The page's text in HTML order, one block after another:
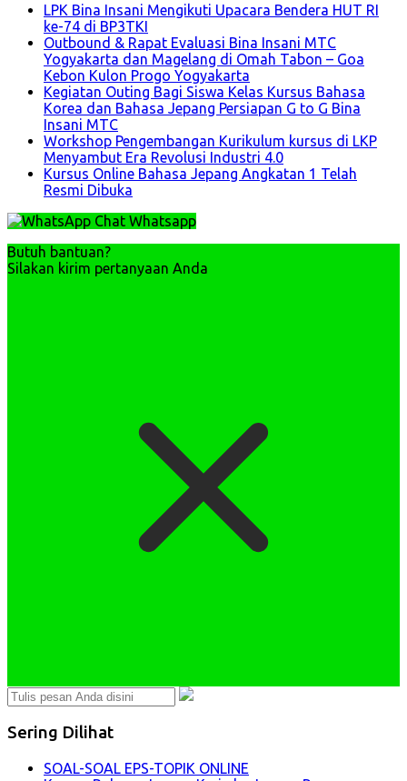
LPK Bina Insani Mengikuti Upacara Bendera HUT RI
ke-74 di BP3TKI
Outbound & Rapat Evaluasi Bina Insani MTC
Yogyakarta dan Magelang di Omah Tabon – Goa
Kebon Kulon Progo Yogyakarta
Kegiatan Outing Bagi Siswa Kelas Kursus Bahasa
Korea dan Bahasa Jepang Persiapan G to G Bina
Insani MTC
Workshop Pengembangan Kurikulum kursus di LKP
Menyambut Era Revolusi Industri 4.0
Kursus Online Bahasa Jepang Angkatan 1 Telah
Resmi Dibuka
Chat Whatsapp
Butuh bantuan?
Silakan kirim pertanyaan Anda
Sering Dilihat
SOAL-SOAL EPS-TOPIK ONLINE